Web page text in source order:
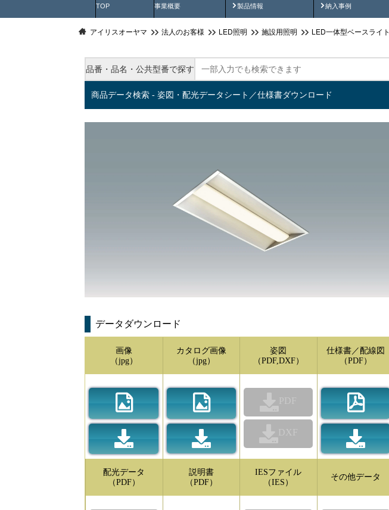
TOP 事業概要 製品情報
製品動画 納入事例
納入事例動画
アイリスオーヤマ 法人のお客様 LED照明 施設用照明 LED一体型ベースライト
品番・品名・公共型番で探す
商品データ検索 - 姿図・配光データシート／仕様書ダウンロード
データダウンロード
画像
（jpg）
カタログ画像
（jpg）
姿図
（PDF,DXF）
PDF
DXF
仕様書／配線図
（PDF）
配光データ
（PDF）
説明書
（PDF）
IESファイル
（IES）
その他データ